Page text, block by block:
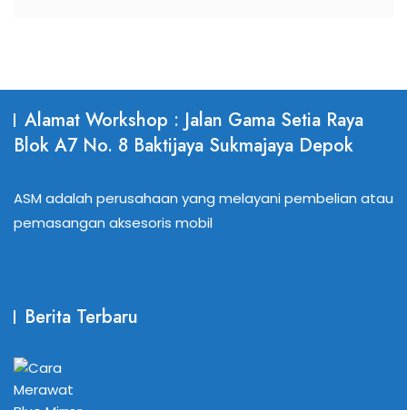
Alamat Workshop : Jalan Gama Setia Raya
Blok A7 No. 8 Baktijaya Sukmajaya Depok
ASM adalah perusahaan yang melayani pembelian atau
pemasangan aksesoris mobil
Berita Terbaru